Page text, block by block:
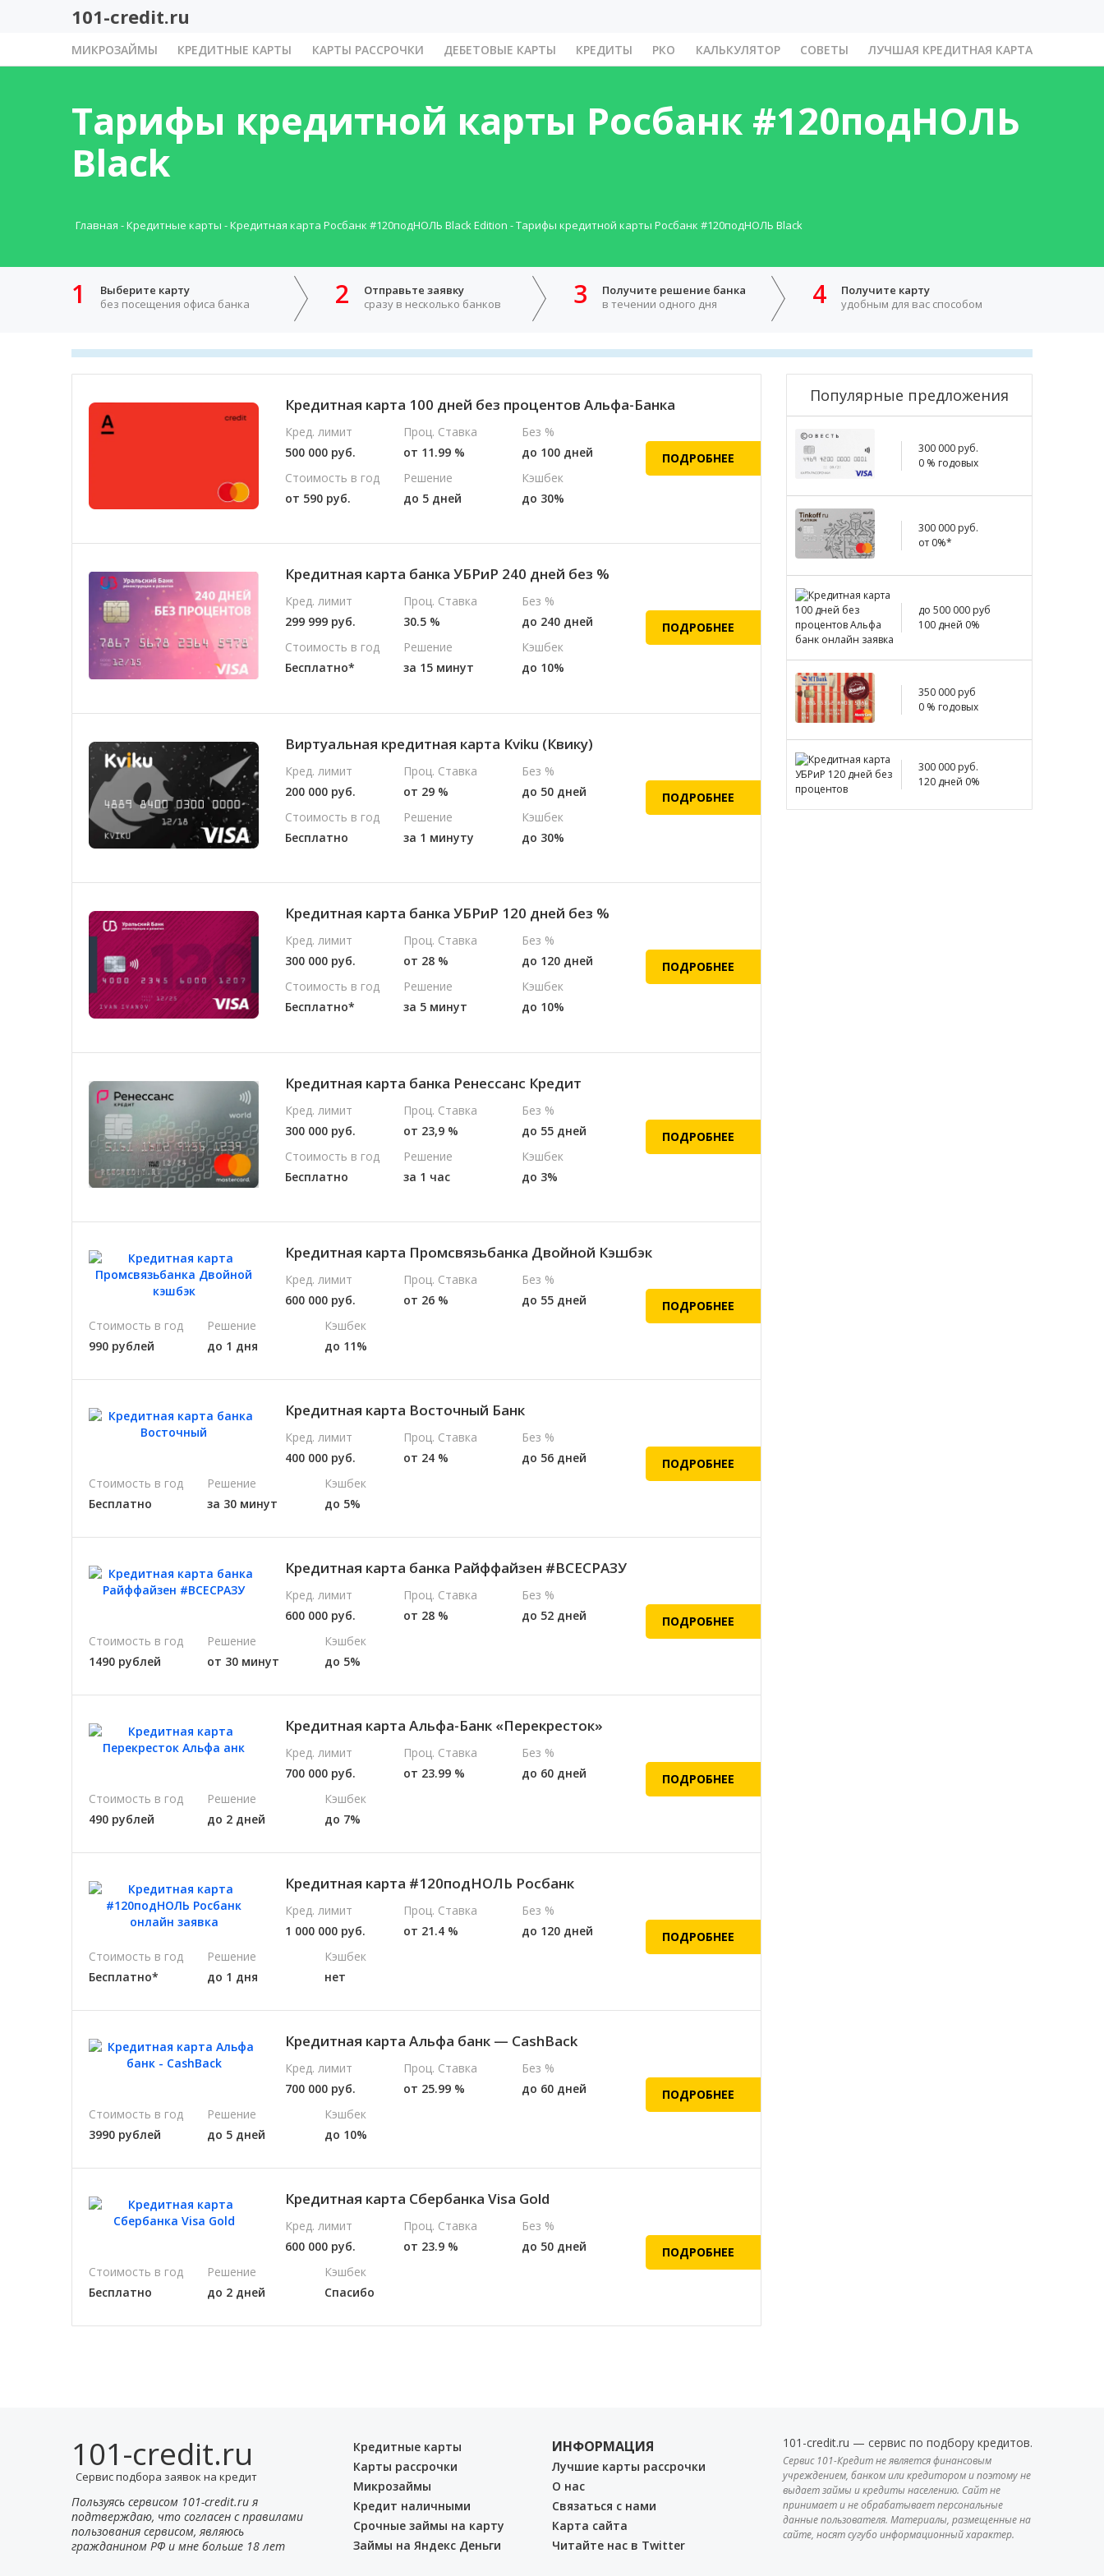
101-credit.ru
МИКРОЗАЙМЫ КРЕДИТНЫЕ КАРТЫ КАРТЫ РАССРОЧКИ ДЕБЕТОВЫЕ КАРТЫ КРЕДИТЫ РКО КАЛЬКУЛЯТОР СОВЕТЫ ЛУЧШАЯ КРЕДИТНАЯ КАРТА
Тарифы кредитной карты Росбанк #120подНОЛЬ
Black
Главная -Кредитные карты -Кредитная карта Росбанк #120подНОЛЬ Black Edition -Тарифы кредитной карты Росбанк #120подНОЛЬ Black
1
Выберите карту
без посещения офиса банка
2
Отправьте заявку
сразу в несколько банков
3
Получите решение банка
в течении одного дня
4
Получите карту
удобным для вас способом
Кредитная карта 100 дней без процентов Альфа-Банка
Кред. лимит
500 000 руб.
Проц. Ставка
от 11.99 %
Без %
до 100 дней
Стоимость в год
от 590 руб.
Решение
до 5 дней
Кэшбек
до 30%
ПОДРОБНЕЕ
Кредитная карта банка УБРиР 240 дней без %
Кред. лимит
299 999 руб.
Проц. Ставка
30.5 %
Без %
до 240 дней
Стоимость в год
Бесплатно*
Решение
за 15 минут
Кэшбек
до 10%
ПОДРОБНЕЕ
Виртуальная кредитная карта Kviku (Квику)
Кред. лимит
200 000 руб.
Проц. Ставка
от 29 %
Без %
до 50 дней
Стоимость в год
Бесплатно
Решение
за 1 минуту
Кэшбек
до 30%
ПОДРОБНЕЕ
Кредитная карта банка УБРиР 120 дней без %
Кред. лимит
300 000 руб.
Проц. Ставка
от 28 %
Без %
до 120 дней
Стоимость в год
Бесплатно*
Решение
за 5 минут
Кэшбек
до 10%
ПОДРОБНЕЕ
Кредитная карта банка Ренессанс Кредит
Кред. лимит
300 000 руб.
Проц. Ставка
от 23,9 %
Без %
до 55 дней
Стоимость в год
Бесплатно
Решение
за 1 час
Кэшбек
до 3%
ПОДРОБНЕЕ
Кредитная карта Промсвязьбанка Двойной Кэшбэк
Кред. лимит
600 000 руб.
Проц. Ставка
от 26 %
Без %
до 55 дней
Стоимость в год
990 рублей
Решение
до 1 дня
Кэшбек
до 11%
ПОДРОБНЕЕ
Кредитная карта Восточный Банк
Кред. лимит
400 000 руб.
Проц. Ставка
от 24 %
Без %
до 56 дней
Стоимость в год
Бесплатно
Решение
за 30 минут
Кэшбек
до 5%
ПОДРОБНЕЕ
Кредитная карта банка Райффайзен #ВСЕСРАЗУ
Кред. лимит
600 000 руб.
Проц. Ставка
от 28 %
Без %
до 52 дней
Стоимость в год
1490 рублей
Решение
от 30 минут
Кэшбек
до 5%
ПОДРОБНЕЕ
Кредитная карта Альфа-Банк «Перекресток»
Кред. лимит
700 000 руб.
Проц. Ставка
от 23.99 %
Без %
до 60 дней
Стоимость в год
490 рублей
Решение
до 2 дней
Кэшбек
до 7%
ПОДРОБНЕЕ
Кредитная карта #120подНОЛЬ Росбанк
Кред. лимит
1 000 000 руб.
Проц. Ставка
от 21.4 %
Без %
до 120 дней
Стоимость в год
Бесплатно*
Решение
до 1 дня
Кэшбек
нет
ПОДРОБНЕЕ
Кредитная карта Альфа банк — CashBack
Кред. лимит
700 000 руб.
Проц. Ставка
от 25.99 %
Без %
до 60 дней
Стоимость в год
3990 рублей
Решение
до 5 дней
Кэшбек
до 10%
ПОДРОБНЕЕ
Кредитная карта Сбербанка Visa Gold
Кред. лимит
600 000 руб.
Проц. Ставка
от 23.9 %
Без %
до 50 дней
Стоимость в год
Бесплатно
Решение
до 2 дней
Кэшбек
Спасибо
ПОДРОБНЕЕ
Популярные предложения
300 000 руб.
0 % годовых
300 000 руб.
от 0%*
до 500 000 руб
100 дней 0%
350 000 руб
0 % годовых
300 000 руб.
120 дней 0%
101-credit.ru
Сервис подбора заявок на кредит
Пользуясь сервисом 101-credit.ru я
подтверждаю, что согласен с правилами
пользования сервисом, являюсь
гражданином РФ и мне больше 18 лет
Кредитные карты
Карты рассрочки
Микрозаймы
Кредит наличными
Срочные займы на карту
Займы на Яндекс Деньги
ИНФОРМАЦИЯ
Лучшие карты рассрочки
О нас
Связаться с нами
Карта сайта
Читайте нас в Twitter
101-credit.ru — сервис по подбору кредитов.
Сервис 101-Кредит не является финансовым
учреждением, банком или кредитором и поэтому не
выдает займы и кредиты населению. Сайт не
принимает и не обрабатывает персональные
данные пользователя. Материалы, размещенные на
сайте, носят сугубо информационный характер.